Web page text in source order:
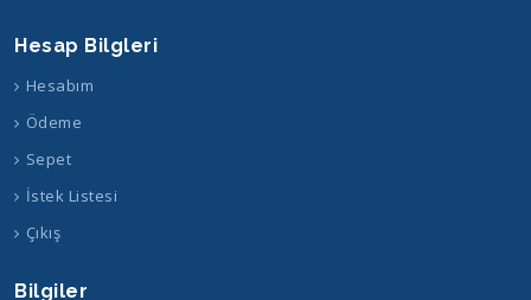
Hesap Bilgleri
Hesabım
Ödeme
Sepet
İstek Listesi
Çıkış
Bilgiler